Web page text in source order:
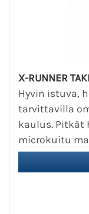
X-RUNNER
Hyvin istuva,
tarvittavilla
kaulus. Pitkät
microkuitu